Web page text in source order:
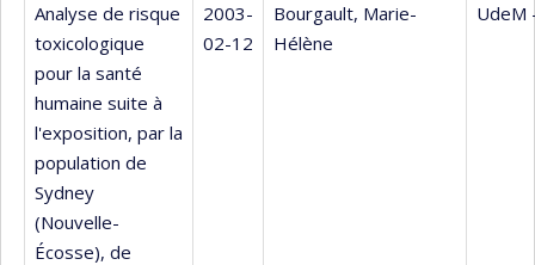
Analyse de risque
toxicologique
pour la santé
humaine suite à
l'exposition, par la
population de
Sydney
(Nouvelle-
Écosse), de
2003-
02-12
Bourgault, Marie-
Hélène
UdeM